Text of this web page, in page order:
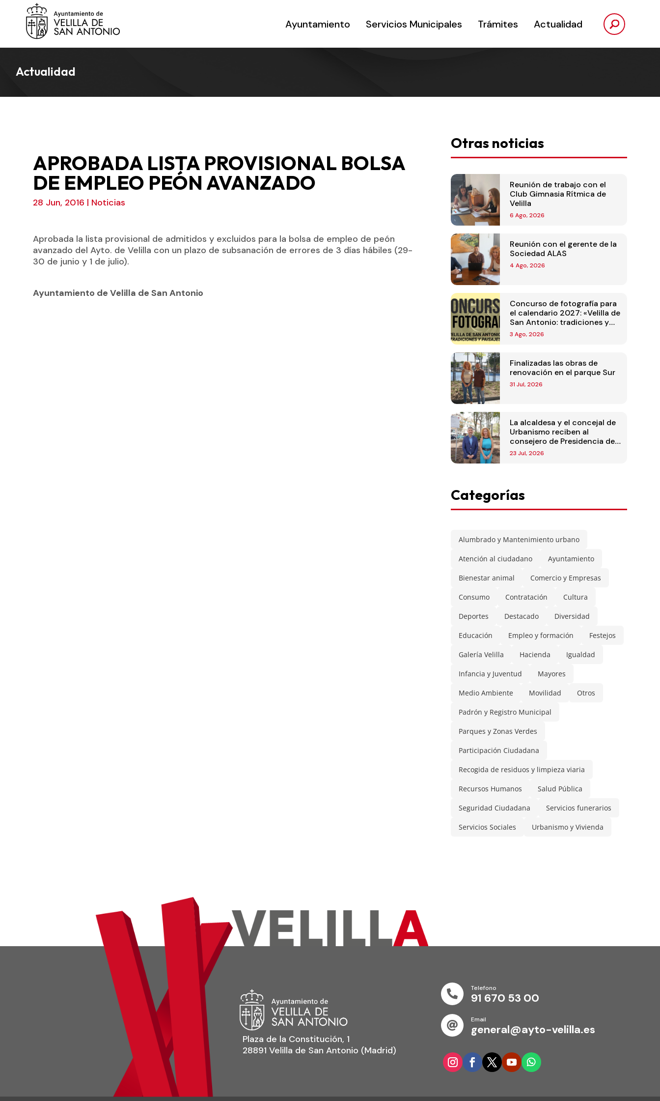
Ayuntamiento Servicios Municipales Trámites Actualidad
Actualidad
APROBADA LISTA PROVISIONAL BOLSA
DE EMPLEO PEÓN AVANZADO
28 Jun, 2016 | Noticias
Aprobada la lista provisional de admitidos y excluidos para la bolsa de empleo de peón
avanzado del Ayto. de Velilla con un plazo de subsanación de errores de 3 días hábiles (29-
30 de junio y 1 de julio).
Ayuntamiento de Velilla de San Antonio
Otras noticias
Reunión de trabajo con el
Club Gimnasia Rítmica de
Velilla
6 Ago, 2026
Reunión con el gerente de la
Sociedad ALAS
4 Ago, 2026
Concurso de fotografía para
el calendario 2027: «Velilla de
San Antonio: tradiciones y
paisajes»
3 Ago, 2026
Finalizadas las obras de
renovación en el parque Sur
31 Jul, 2026
La alcaldesa y el concejal de
Urbanismo reciben al
consejero de Presidencia de
la Comunidad de Madrid
23 Jul, 2026
Categorías
Alumbrado y Mantenimiento urbano
Atención al ciudadano Ayuntamiento
Bienestar animal Comercio y Empresas
Consumo Contratación Cultura
Deportes Destacado Diversidad
Educación Empleo y formación Festejos
Galería Velilla Hacienda Igualdad
Infancia y Juventud Mayores
Medio Ambiente Movilidad Otros
Padrón y Registro Municipal
Parques y Zonas Verdes
Participación Ciudadana
Recogida de residuos y limpieza viaria
Recursos Humanos Salud Pública
Seguridad Ciudadana Servicios funerarios
Servicios Sociales Urbanismo y Vivienda
Plaza de la Constitución, 1
28891 Velilla de San Antonio (Madrid)

Telefono
91 670 53 00

Email
general@ayto-velilla.es